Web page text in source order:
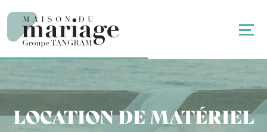
LOCATION DE MATÉRIEL